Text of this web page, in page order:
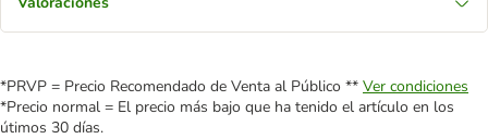
*PRVP = Precio Recomendado de Venta al Público ** Ver condiciones
*Precio normal = El precio más bajo que ha tenido el artículo en los
útimos 30 días.